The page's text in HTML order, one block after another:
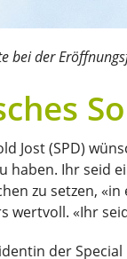
bei der
Jost (SPD)
haben. Ihr seid
zu setzen,
wertvoll. «Ihr
der